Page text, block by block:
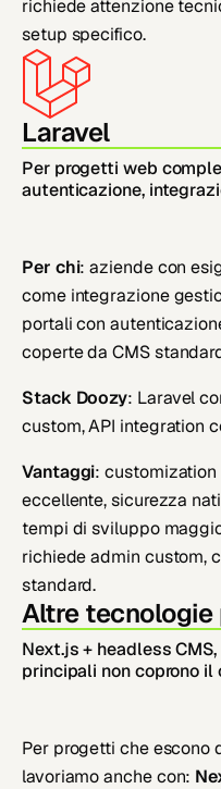
richiede attenzione
setup specifico.
Laravel
Per progetti web
autenticazione,
Per chi: aziende con
come integrazione
portali con
coperte da CMS
Stack Doozy: Laravel
custom, API integration
Vantaggi: customization
eccellente, sicurezza
tempi di sviluppo
richiede admin custom,
standard.
Altre
Next.js + headless
principali non coprono il
Per progetti che
lavoriamo anche con: